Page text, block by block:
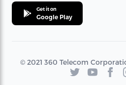
Get it on
Google Play
© 2021 360 Telecom